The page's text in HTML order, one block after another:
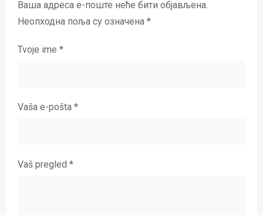
Ваша адреса е-поште неће бити објављена.
Неопходна поља су означена *
Tvoje ime *
Vaša e-pošta *
Vaš pregled *